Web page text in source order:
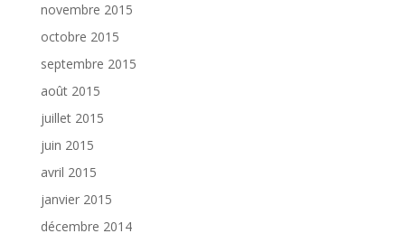
novembre 2015
octobre 2015
septembre 2015
août 2015
juillet 2015
juin 2015
avril 2015
janvier 2015
décembre 2014